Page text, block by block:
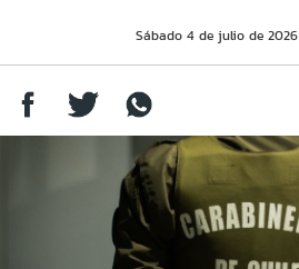
Sábado 4 de julio de 2026